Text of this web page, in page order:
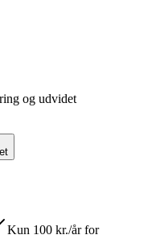
og udvidet
Kun 100 kr./år for